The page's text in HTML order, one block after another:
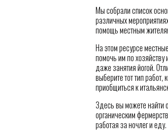
Мы собрали список
различных
помощь местным
На этом ресурсе
помочь им по
даже занятия йогой.
выберите тот тип
приобщиться к
Здесь вы можете найти
органическим
работая за ночлег и еду.